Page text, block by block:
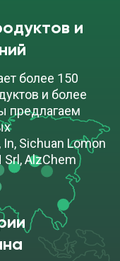
и
более 150
и более
предлагаем
In, Sichuan Lomon
Srl, AlzChem